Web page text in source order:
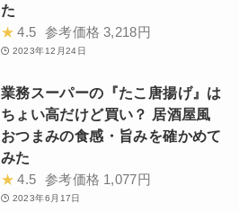
た
★ 4.5 参考価格 3,218円
2023年12月24日
業務スーパーの『たこ唐揚げ』は
ちょい高だけど買い？ 居酒屋風
おつまみの食感・旨みを確かめて
みた
★ 4.5 参考価格 1,077円
2023年6月17日